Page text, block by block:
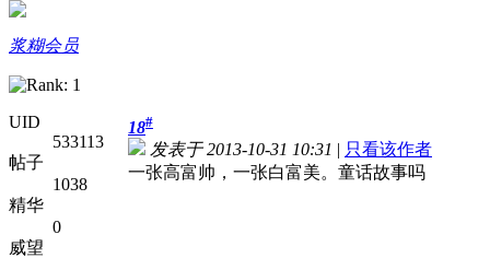
浆糊会员
UID
533113
帖子
1038
精华
0
威望
18#
发表于 2013-10-31 10:31 | 只看该作者
一张高富帅，一张白富美。童话故事吗